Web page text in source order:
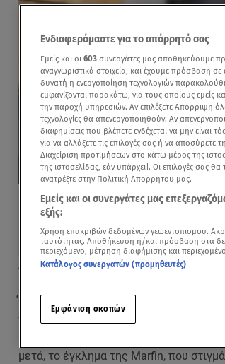
Δείτε περισσότερα
Add
Βίντεο για τη μαύρη επέτειο της τραγωδίας στη
Ήταν σαν σήμερα, στις 5 Μαΐου 2010,
τράπεζας Marfin στην οδό Σταδίου
μετά, το έγκλημα της Marfin, που
Ενδιαφερόμαστε για το απόρρητό σας
Εμείς και οι 603 συνεργάτες μας αποθηκεύουμε
αναγνωριστικά στοιχεία, και έχουμε πρόσβαση
δυνατή η ενεργοποίηση τεχνολογιών
εμφανίζονται παρακάτω, για τους οποίους εμείς
την παροχή υπηρεσιών. Αν επιλέξετε Απόρριψη
τεχνολογίες θα απενεργοποιηθούν. Αν
διαφημίσεις που βλέπετε ενδέχεται να μην είναι
για να αλλάξετε τις επιλογές σας ή να
Διαχείριση προτιμήσεων στο κάτω μέρος της
της ιστοσελίδας, εάν υπάρχει]. Οι επιλογές σας
ανατρέξτε στην Πολιτική Απορρήτου μας.
Εμείς και οι συνεργάτες μας
εξής:
Χρήση επακριβών δεδομένων γεωεντοπισμού.
ταυτότητας. Αποθήκευση ή/και πρόσβαση στα
περιεχόμενο, μέτρηση διαφήμισης και
Κατάλογος συνεργατών (προμηθευτές)
Εμφάνιση σκοπών